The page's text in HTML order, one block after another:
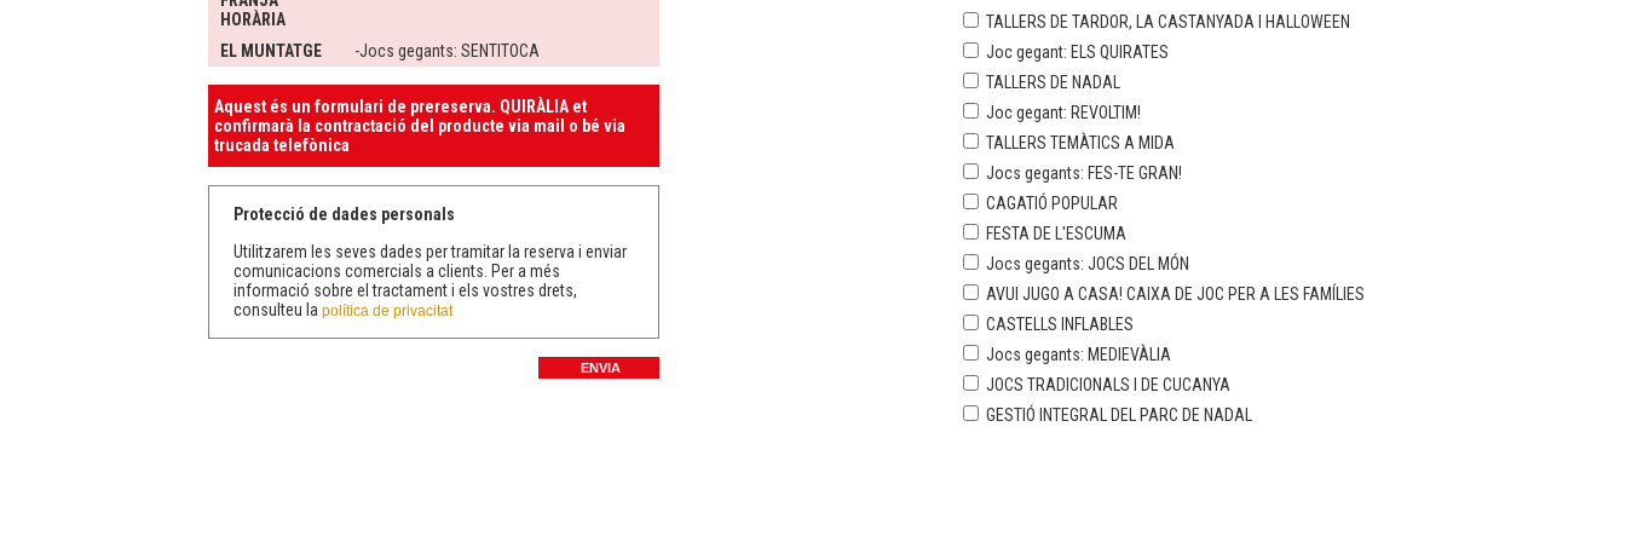
HORÀRIA
EL MUNTATGE
-Jocs gegants: SENTITOCA
Aquest és un formulari de prereserva. QUIRÀLIA et
confirmarà la contractació del producte via mail o bé via
trucada telefònica
Protecció de dades personals
Utilitzarem les seves dades per tramitar la reserva i enviar
comunicacions comercials a clients. Per a més
informació sobre el tractament i els vostres drets,
consulteu la política de privacitat
TALLERS DE TARDOR, LA CASTANYADA I HALLOWEEN
Joc gegant: ELS QUIRATES
TALLERS DE NADAL
Joc gegant: REVOLTIM!
TALLERS TEMÀTICS A MIDA
Jocs gegants: FES-TE GRAN!
CAGATIÓ POPULAR
FESTA DE L'ESCUMA
Jocs gegants: JOCS DEL MÓN
AVUI JUGO A CASA! CAIXA DE JOC PER A LES FAMÍLIES
CASTELLS INFLABLES
Jocs gegants: MEDIEVÀLIA
JOCS TRADICIONALS I DE CUCANYA
GESTIÓ INTEGRAL DEL PARC DE NADAL